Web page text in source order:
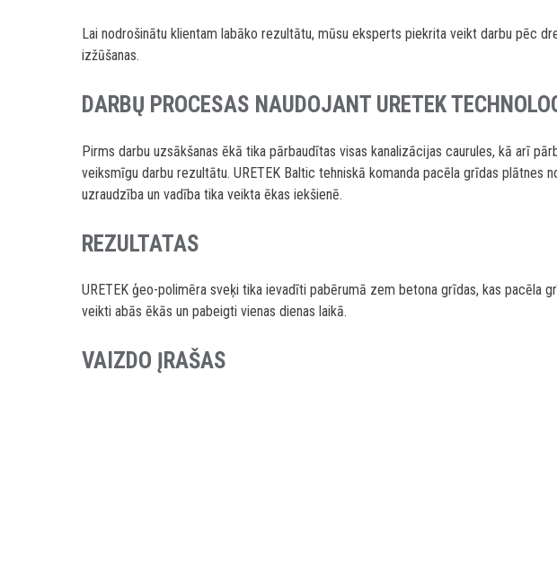
Lai nodrošinātu klientam labāko rezultātu, mūsu eksperts piekrita veikt darbu pēc
izžūšanas.
DARBŲ PROCESAS NAUDOJANT URETEK
Pirms darbu uzsākšanas ēkā tika pārbaudītas visas kanalizācijas caurules, kā arī
veiksmīgu darbu rezultātu. URETEK Baltic tehniskā komanda pacēla grīdas plātnes
uzraudzība un vadība tika veikta ēkas iekšienē.
REZULTATAS
URETEK ģeo-polimēra sveķi tika ievadīti pabērumā zem betona grīdas, kas pacēla
veikti abās ēkās un pabeigti vienas dienas laikā.
VAIZDO ĮRAŠAS